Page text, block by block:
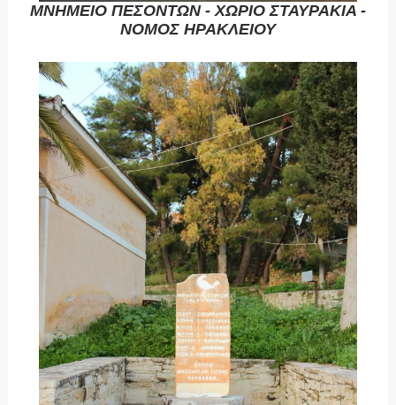
ΜΝΗΜΕΙΟ ΠΕΣΟΝΤΩΝ - ΧΩΡΙΟ ΣΤΑΥΡΑΚΙΑ -
ΝΟΜΟΣ ΗΡΑΚΛΕΙΟΥ